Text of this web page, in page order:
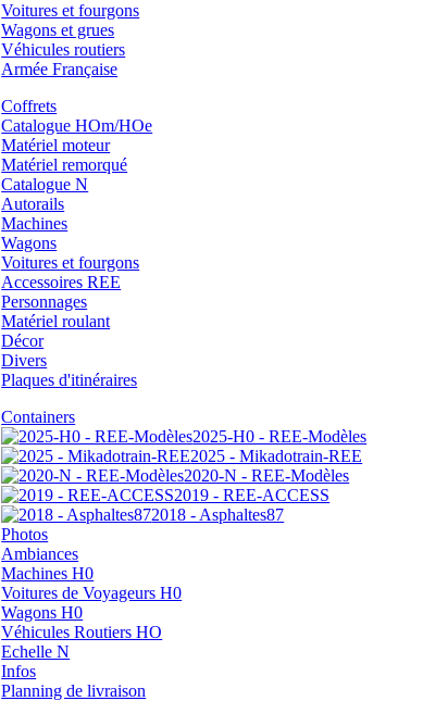
Voitures et fourgons
Wagons et grues
Véhicules routiers
Armée Française
Coffrets
Catalogue HOm/HOe
Matériel moteur
Matériel remorqué
Catalogue N
Autorails
Machines
Wagons
Voitures et fourgons
Accessoires REE
Personnages
Matériel roulant
Décor
Divers
Plaques d'itinéraires
Containers
2025-H0 - REE-Modèles
2025 - Mikadotrain-REE
2020-N - REE-Modèles
2019 - REE-ACCESS
2018 - Asphaltes87
Photos
Ambiances
Machines H0
Voitures de Voyageurs H0
Wagons H0
Véhicules Routiers HO
Echelle N
Infos
Planning de livraison